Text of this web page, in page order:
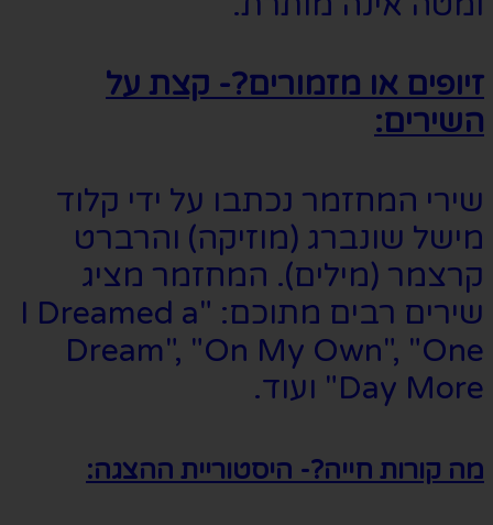
זיופים או מזמורים?- קצת על
השירים:
שירי המחזמר נכתבו על ידי קלוד
מישל שונברג (מוזיקה) והרברט
קרצמר (מילים). המחזמר מציג
שירים רבים מתוכם: "I Dreamed a
Dream", "On My Own", "One
Day More" ועוד.
מה קורות חייה?- היסטוריית ההצגה: